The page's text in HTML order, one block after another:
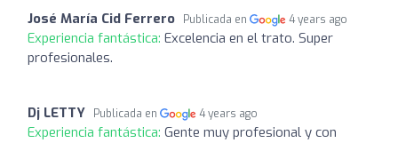
José María Cid Ferrero Publicada en 4 years ago
Experiencia fantástica: Excelencia en el trato. Super
profesionales.
Dj LETTY Publicada en 4 years ago
Experiencia fantástica: Gente muy profesional y con